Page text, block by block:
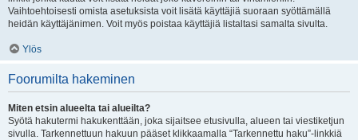
Vaihtoehtoisesti omista asetuksista voit lisätä käyttäjiä suoraan syöttämällä
heidän käyttäjänimen. Voit myös poistaa käyttäjiä listaltasi samalta sivulta.
Ylös
Foorumilta hakeminen
Miten etsin alueelta tai alueilta?
Syötä hakutermi hakukenttään, joka sijaitsee etusivulla, alueen tai viestiketjun
sivulla. Tarkennettuun hakuun pääset klikkaamalla “Tarkennettu haku”-linkkiä